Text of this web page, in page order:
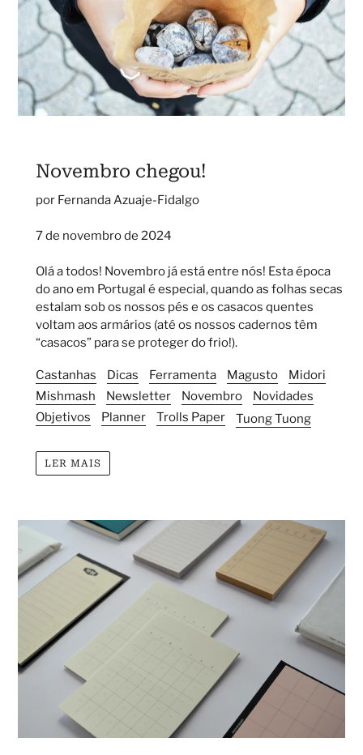
Novembro chegou!
por Fernanda Azuaje-Fidalgo
7 de novembro de 2024
Olá a todos! Novembro já está entre nós! Esta época
do ano em Portugal é especial, quando as folhas secas
estalam sob os nossos pés e os casacos quentes
voltam aos armários (até os nossos cadernos têm
“casacos” para se proteger do frio!).
Castanhas Dicas Ferramenta Magusto
Midori
Mishmash
Newsletter Novembro
Novidades
Objetivos
Planner Trolls Paper Tuong Tuong
LER MAIS